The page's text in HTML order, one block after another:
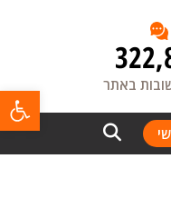
באתר